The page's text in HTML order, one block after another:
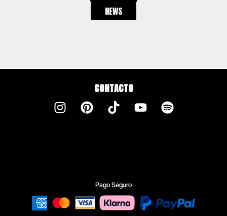
NEWS
CONTACTO
Pago Seguro